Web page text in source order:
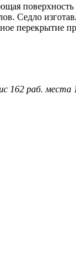
Седло
перекрытие
162 раб. места